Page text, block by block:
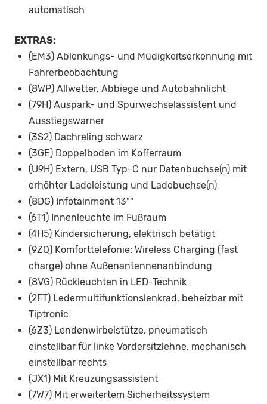
automatisch
EXTRAS:
(EM3) Ablenkungs- und Müdigkeitserkennung mit
Fahrerbeobachtung
(8WP) Allwetter, Abbiege und Autobahnlicht
(79H) Auspark- und Spurwechselassistent und
Ausstiegswarner
(3S2) Dachreling schwarz
(3GE) Doppelboden im Kofferraum
(U9H) Extern, USB Typ-C nur Datenbuchse(n) mit
erhöhter Ladeleistung und Ladebuchse(n)
(8DG) Infotainment 13""
(6T1) Innenleuchte im Fußraum
(4H5) Kindersicherung, elektrisch betätigt
(9ZQ) Komforttelefonie: Wireless Charging (fast
charge) ohne Außenantennenanbindung
(8VG) Rückleuchten in LED-Technik
(2FT) Ledermultifunktionslenkrad, beheizbar mit
Tiptronic
(6Z3) Lendenwirbelstütze, pneumatisch
einstellbar für linke Vordersitzlehne, mechanisch
einstellbar rechts
(JX1) Mit Kreuzungsassistent
(7W7) Mit erweitertem Sicherheitssystem